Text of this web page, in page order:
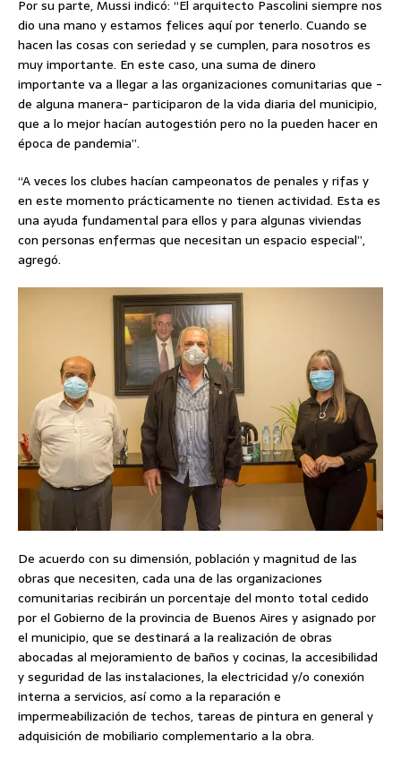
Por su parte, Mussi indicó: “El arquitecto Pascolini siempre nos
dio una mano y estamos felices aquí por tenerlo. Cuando se
hacen las cosas con seriedad y se cumplen, para nosotros es
muy importante. En este caso, una suma de dinero
importante va a llegar a las organizaciones comunitarias que -
de alguna manera- participaron de la vida diaria del municipio,
que a lo mejor hacían autogestión pero no la pueden hacer en
época de pandemia”.
“A veces los clubes hacían campeonatos de penales y rifas y
en este momento prácticamente no tienen actividad. Esta es
una ayuda fundamental para ellos y para algunas viviendas
con personas enfermas que necesitan un espacio especial”,
agregó.
De acuerdo con su dimensión, población y magnitud de las
obras que necesiten, cada una de las organizaciones
comunitarias recibirán un porcentaje del monto total cedido
por el Gobierno de la provincia de Buenos Aires y asignado por
el municipio, que se destinará a la realización de obras
abocadas al mejoramiento de baños y cocinas, la accesibilidad
y seguridad de las instalaciones, la electricidad y/o conexión
interna a servicios, así como a la reparación e
impermeabilización de techos, tareas de pintura en general y
adquisición de mobiliario complementario a la obra.